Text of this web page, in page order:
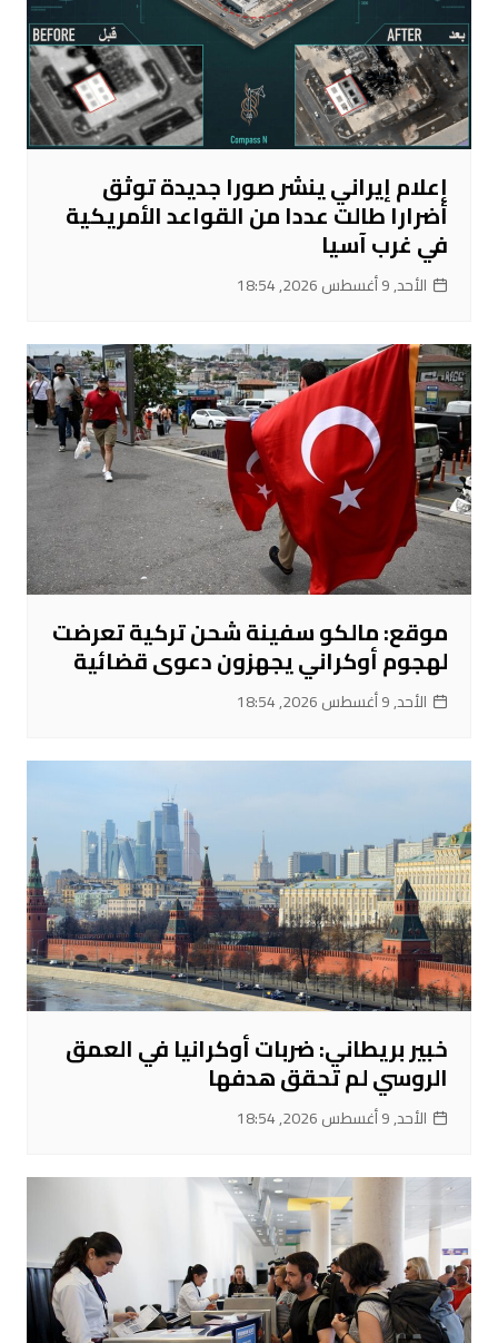
إعلام إيراني ينشر صورا جديدة توثق
أضرارا طالت عددا من القواعد الأمريكية
في غرب آسيا
الأحد, 9 أغسطس 2026, 18:54
موقع: مالكو سفينة شحن تركية تعرضت
لهجوم أوكراني يجهزون دعوى قضائية
الأحد, 9 أغسطس 2026, 18:54
خبير بريطاني: ضربات أوكرانيا في العمق
الروسي لم تحقق هدفها
الأحد, 9 أغسطس 2026, 18:54